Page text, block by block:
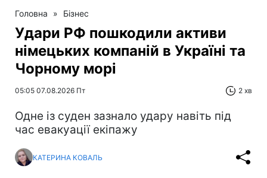
Головна » Бізнес
Удари РФ пошкодили активи
німецьких компаній в Україні та
Чорному морі
05:05 07.08.2026 Пт 2 хв
Одне із суден зазнало удару навіть під
час евакуації екіпажу
КАТЕРИНА КОВАЛЬ